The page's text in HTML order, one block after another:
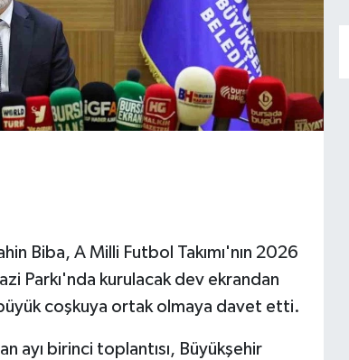
Biba, A Milli Futbol Takımı'nın 2026
Parkı'nda kurulacak dev ekrandan
coşkuya ortak olmaya davet etti.
ayı birinci toplantısı, Büyükşehir